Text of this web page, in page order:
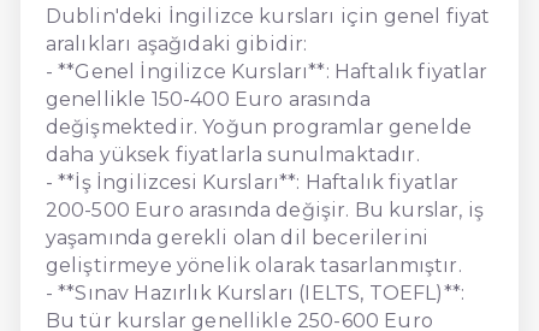
Dublin'deki İngilizce kursları için genel fiyat
aralıkları aşağıdaki gibidir:
- **Genel İngilizce Kursları**: Haftalık fiyatlar
genellikle 150-400 Euro arasında
değişmektedir. Yoğun programlar genelde
daha yüksek fiyatlarla sunulmaktadır.
- **İş İngilizcesi Kursları**: Haftalık fiyatlar
200-500 Euro arasında değişir. Bu kurslar, iş
yaşamında gerekli olan dil becerilerini
geliştirmeye yönelik olarak tasarlanmıştır.
- **Sınav Hazırlık Kursları (IELTS, TOEFL)**:
Bu tür kurslar genellikle 250-600 Euro